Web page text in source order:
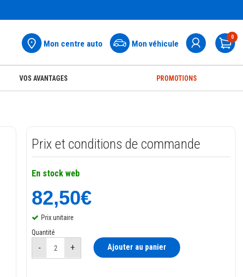
Mon centre auto Mon véhicule
0
VOS AVANTAGES PROMOTIONS
Prix et conditions de commande
En stock web
82,50€
Prix unitaire
Quantité
Ajouter au panier